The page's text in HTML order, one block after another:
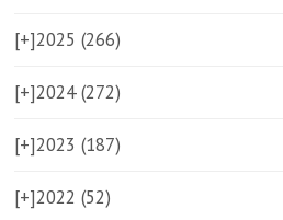
[+]2025 (266)
[+]2024 (272)
[+]2023 (187)
[+]2022 (52)